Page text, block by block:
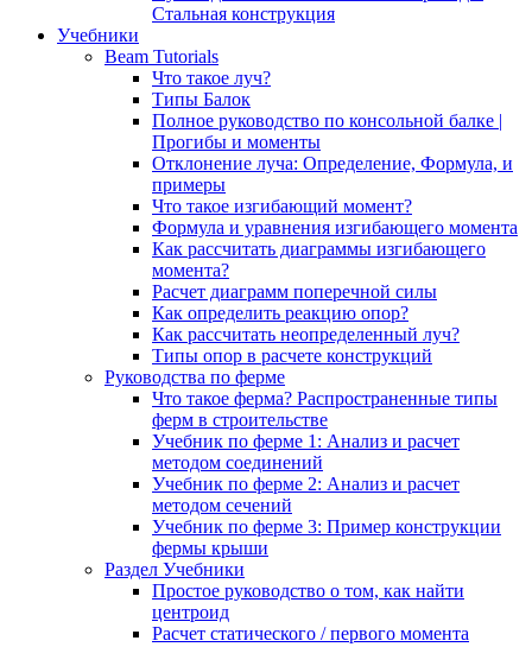
Стальная конструкция
Учебники
Beam Tutorials
Что такое луч?
Типы Балок
Полное руководство по консольной балке |
Прогибы и моменты
Отклонение луча: Определение, Формула, и
примеры
Что такое изгибающий момент?
Формула и уравнения изгибающего момента
Как рассчитать диаграммы изгибающего
момента?
Расчет диаграмм поперечной силы
Как определить реакцию опор?
Как рассчитать неопределенный луч?
Типы опор в расчете конструкций
Руководства по ферме
Что такое ферма? Распространенные типы
ферм в строительстве
Учебник по ферме 1: Анализ и расчет
методом соединений
Учебник по ферме 2: Анализ и расчет
методом сечений
Учебник по ферме 3: Пример конструкции
фермы крыши
Раздел Учебники
Простое руководство о том, как найти
центроид
Расчет статического / первого момента